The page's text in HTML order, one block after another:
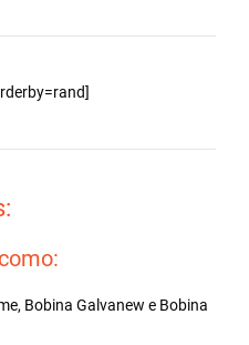
Bobina Galvanew e Bobina